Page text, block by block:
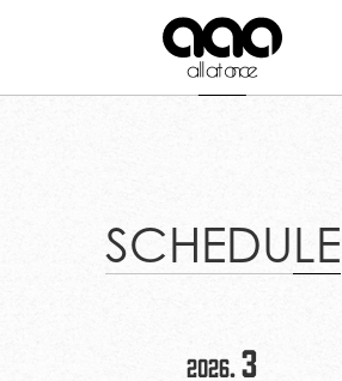
SCHEDULE
2026. 3